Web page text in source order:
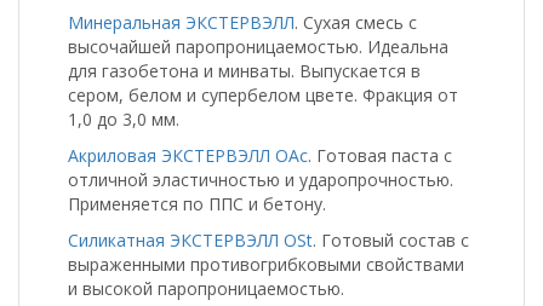
Минеральная ЭКСТЕРВЭЛЛ. Сухая смесь с
высочайшей паропроницаемостью. Идеальна
для газобетона и минваты. Выпускается в
сером, белом и супербелом цвете. Фракция от
1,0 до 3,0 мм.
Акриловая ЭКСТЕРВЭЛЛ OAс. Готовая паста с
отличной эластичностью и ударопрочностью.
Применяется по ППС и бетону.
Силикатная ЭКСТЕРВЭЛЛ OSt. Готовый состав с
выраженными противогрибковыми свойствами
и высокой паропроницаемостью.